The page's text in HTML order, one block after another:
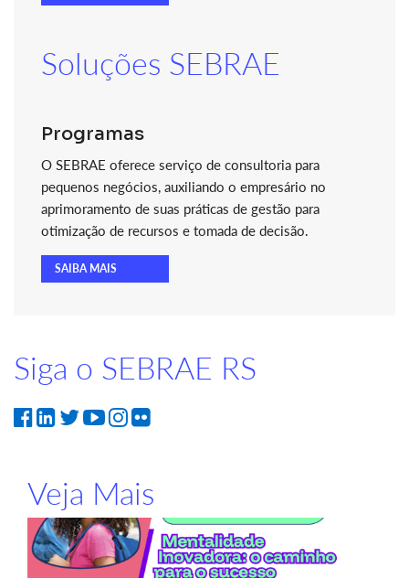
Soluções SEBRAE
Programas
O SEBRAE oferece serviço de consultoria para
pequenos negócios, auxiliando o empresário no
aprimoramento de suas práticas de gestão para
otimização de recursos e tomada de decisão.
SAIBA MAIS
Siga o SEBRAE RS
Veja Mais